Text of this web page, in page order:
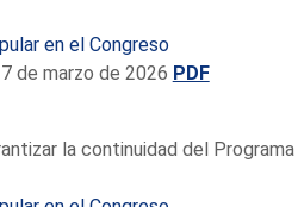
en el Congreso
de marzo de 2026 PDF
la continuidad del Programa